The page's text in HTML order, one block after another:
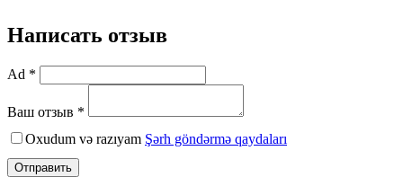
Написать отзыв
Ad *
Ваш отзыв *
Oxudum və razıyam Şərh göndərmə qaydaları
Отправить